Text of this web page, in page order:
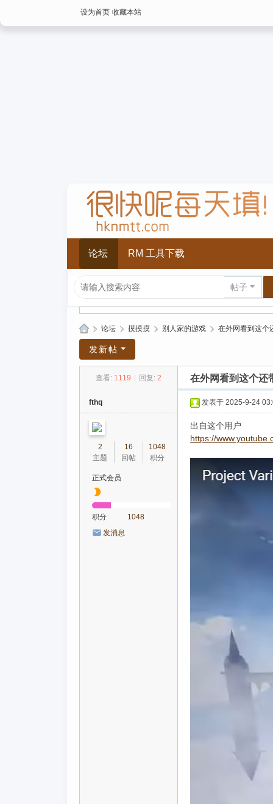
设为首页 收藏本站
论坛 RM 工具下载
帖子
上
» 论坛 › 摸摸摸 › 别人家的游戏 › 在外网看到这个
发新帖
查看: 1119 回复: 2 在外网看到这个还
fthq
2
主题
16
回帖
1048
积分
正式会员
积分
1048
发消息
发表于 2025-9-24
出自这个用户
https://